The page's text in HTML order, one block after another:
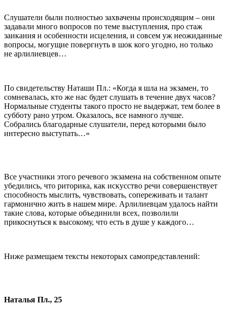
Слушатели были полностью захвачены происходящим – они
задавали много вопросов по теме выступления, про стаж
заикания и особенности исцеления, и совсем уж неожиданные
вопросы, могущие повергнуть в шок кого угодно, но только
не арлилиевцев…
По свидетельству Наташи Пл.: «Когда я шла на экзамен, то
сомневалась, кто же нас будет слушать в течение двух часов?
Нормальные студенты такого просто не выдержат, тем более в
субботу рано утром. Оказалось, все намного лучше.
Собрались благодарные слушатели, перед которыми было
интересно выступать…»
Все участники этого речевого экзамена на собственном опыте
убедились, что риторика, как искусство речи совершенствует
способность мыслить, чувствовать, сопереживать и талант
гармонично жить в нашем мире. Арлилиевцам удалось найти
такие слова, которые объединили всех, позволили
прикоснуться к высокому, что есть в душе у каждого…
Ниже размещаем тексты некоторых самопредставлений:
Наталья Пл., 25